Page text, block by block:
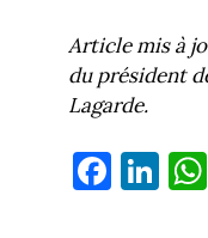
Article mis à
du président
Lagarde.
Fa
ce
Li
nk